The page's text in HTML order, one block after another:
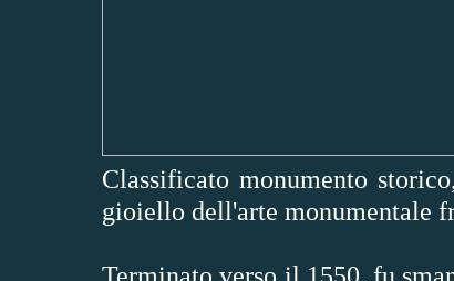
Classificato monumento
gioiello dell'arte monumentale
Terminato verso il 1550, fu